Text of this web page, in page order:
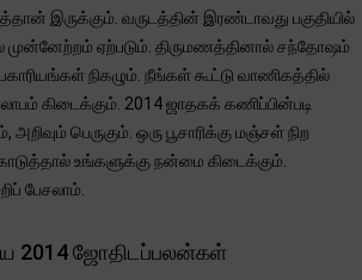
இருக்கும். வருடத்தின் இரண்டாவது பகுதியில்
முன்னேற்றம் ஏற்படும். திருமணத்தினால் சந்தோஷம்
நிகழும். நீங்கள் கூட்டு வாணிகத்தில்
கிடைக்கும். 2014 ஜாதகக் கணிப்பின்படி
பெருகும். ஒரு பூசாரிக்கு மஞ்சள் நிற
உங்களுக்கு நன்மை கிடைக்கும்.
பேசலாம்.
2014 ஜோதிடப்பலன்கள்